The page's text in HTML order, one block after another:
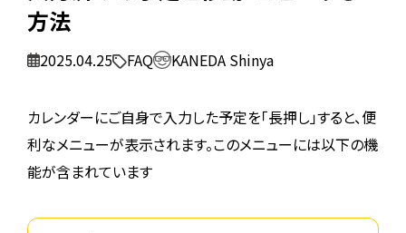
方法
2025.04.25 FAQ KANEDA Shinya
カレンダーにご自身で入力した予定を「長押し」すると、便
利なメニューが表示されます。このメニューには以下の機
能が含まれています